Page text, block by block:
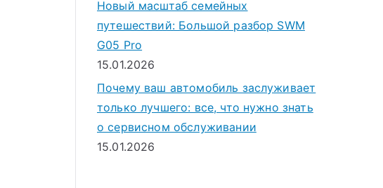
Новый масштаб семейных
путешествий: Большой разбор SWM
G05 Pro
15.01.2026
Почему ваш автомобиль заслуживает
только лучшего: все, что нужно знать
о сервисном обслуживании
15.01.2026